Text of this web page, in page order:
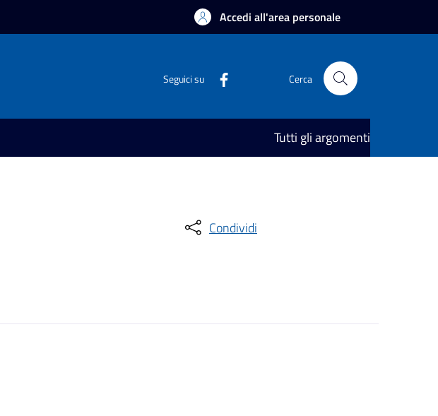
Accedi all'area personale
Seguici su Cerca
Tutti gli argomenti
Condividi